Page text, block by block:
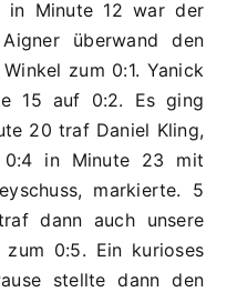
in Minute 12 war der
überwand den
zum 0:1. Yanick
15 auf 0:2. Es ging
20 traf Daniel Kling,
0:4 in Minute 23 mit
markierte. 5
dann auch unsere
zum 0:5. Ein kurioses
stellte dann den